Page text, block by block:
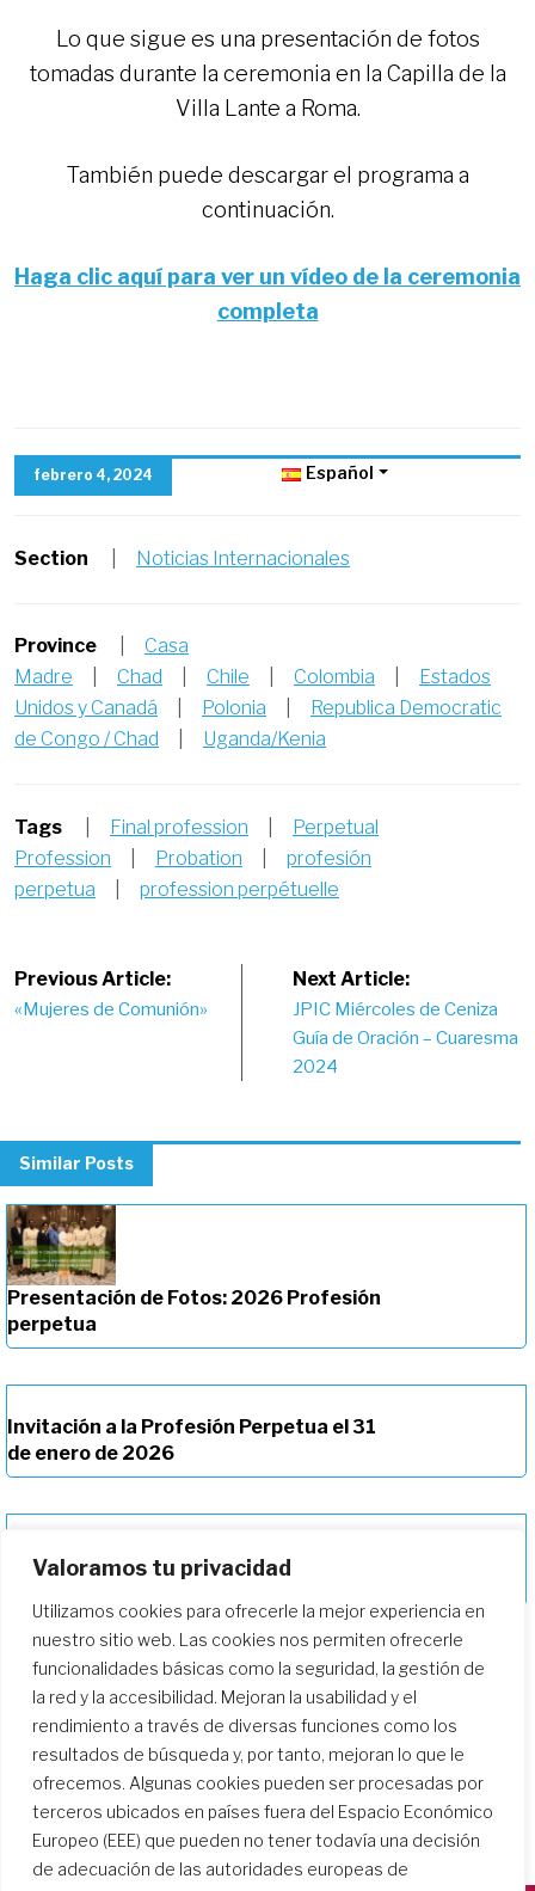
Valoramos tu privacidad
Utilizamos cookies para ofrecerle la mejor experiencia en
nuestro sitio web. Las cookies nos permiten ofrecerle
funcionalidades básicas como la seguridad, la gestión de
la red y la accesibilidad. Mejoran la usabilidad y el
rendimiento a través de diversas funciones como los
resultados de búsqueda y, por tanto, mejoran lo que le
ofrecemos. Algunas cookies pueden ser procesadas por
terceros ubicados en países fuera del Espacio Económico
Europeo (EEE) que pueden no tener todavía una decisión
de adecuación de las autoridades europeas de
Lo que sigue es una presentación de fotos
tomadas durante la ceremonia en la Capilla de la
Villa Lante a Roma.
También puede descargar el programa a
continuación.
Haga clic aquí para ver un vídeo de la ceremonia
completa
febrero 4, 2024 Español
Section Noticias Internacionales
Province
Casa
Madre
Chad Chile Colombia
Estados
Unidos y Canadá
Polonia
Republica Democratic
de Congo / Chad
Uganda/Kenia
Tags Final profession
Perpetual
Profession
Probation
profesión
perpetua
profession perpétuelle
Post
Previous Article:
«Mujeres de Comunión»
Next Article:
JPIC Miércoles de Ceniza
Guía de Oración – Cuaresma
2024
Similar Posts
Presentación de Fotos: 2026 Profesión
perpetua
Invitación a la Profesión Perpetua el 31
de enero de 2026
«Arraigadas y cimentadas en el amor de
Dios»